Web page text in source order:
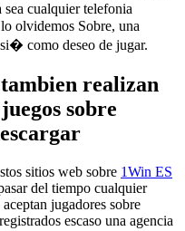
cualquier telefonia
olvidemos Sobre, una
como deseo de jugar.
realizan
sobre
sitios web sobre 1Win ES
del tiempo cualquier
jugadores sobre
escaso una agencia